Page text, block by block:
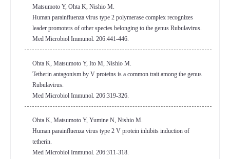
Matsumoto Y, Ohta K, Nishio M.
Human parainfluenza virus type 2 polymerase complex recognizes
leader promoters of other species belonging to the genus Rubulavirus.
Med Microbiol Immunol. 206:441-446.
Ohta K, Matsumoto Y, Ito M, Nishio M.
Tetherin antagonism by V proteins is a common trait among the genus
Rubulavirus.
Med Microbiol Immunol. 206:319-326.
Ohta K, Matsumoto Y, Yumine N, Nishio M.
Human parainfluenza virus type 2 V protein inhibits induction of
tetherin.
Med Microbiol Immunol. 206:311-318.